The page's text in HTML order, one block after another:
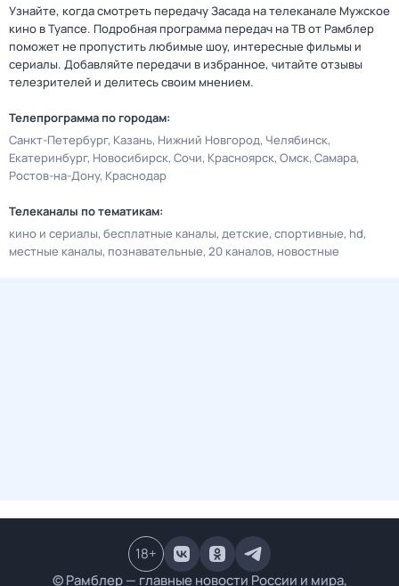
Узнайте, когда смотреть передачу Засада на телеканале Мужское
кино в Туапсе. Подробная программа передач на ТВ от Рамблер
поможет не пропустить любимые шоу, интересные фильмы и
сериалы. Добавляйте передачи в избранное, читайте отзывы
телезрителей и делитесь своим мнением.
Телепрограмма по городам:
Санкт-Петербург Казань Нижний Новгород Челябинск
Екатеринбург Новосибирск Сочи Красноярск Омск Самара
Ростов-на-Дону Краснодар
Телеканалы по тематикам:
кино и сериалы бесплатные каналы детские спортивные hd
местные каналы познавательные 20 каналов новостные
© Рамблер — главные новости России и мира,
18+